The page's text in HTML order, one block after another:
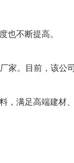
也不断提高。
家。目前，该公司
，满足高端建材、